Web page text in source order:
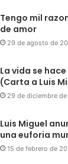
Tengo mil
de amor
29 de agosto de
La vida se
(Carta a Luis
29 de diciembre
Luis Miguel
una euforia
15 de febrero de